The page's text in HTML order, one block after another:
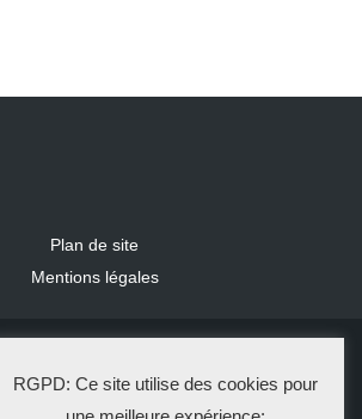
Plan de site
Mentions légales
La Solution Immo
RGPD: Ce site utilise des cookies pour